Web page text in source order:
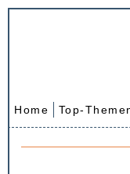
Home Top-